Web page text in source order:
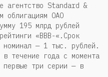
агентство Standard &
облигациям ОАО
195 млрд рублей
«ВВВ-«.Срок
— 1 тыс. рублей.
в течение года с момента
первые три серии — в